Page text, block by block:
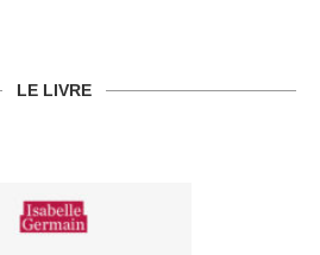
LE LIVRE